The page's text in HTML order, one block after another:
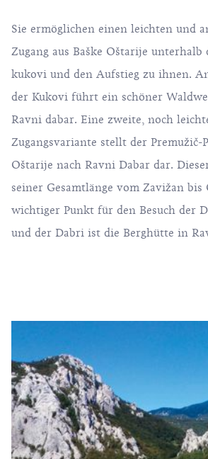
Sie ermöglichen einen leichten und
Zugang aus Baške Oštarije unterhalb
kukovi und den Aufstieg zu ihnen.
der Kukovi führt ein schöner
Ravni dabar. Eine zweite, noch
Zugangsvariante stellt der Premužič-
Oštarije nach Ravni Dabar dar.
seiner Gesamtlänge vom Zavižan
wichtiger Punkt für den Besuch der
und der Dabri ist die Berghütte in